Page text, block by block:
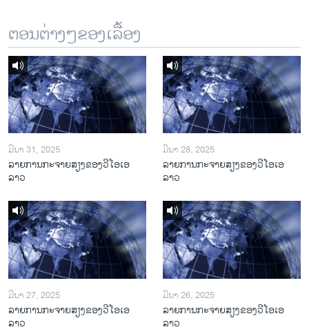
ພາສາຕ່າງໆ
ຕອນຕ່າງໆຂອງເລື້ອງ
ມີນາ 31, 2025
ລາຍການກະຈາຍສຽງຂອງວີໂອເອ
ລາວ
ມີນາ 28, 2025
ລາຍການກະຈາຍສຽງຂອງວີໂອເອ
ລາວ
ມີນາ 27, 2025
ລາຍການກະຈາຍສຽງຂອງວີໂອເອ
ລາວ
ມີນາ 26, 2025
ລາຍການກະຈາຍສຽງຂອງວີໂອເອ
ລາວ